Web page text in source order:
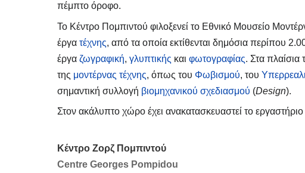
πέμπτο όροφο.
Το Κέντρο Πομπιντού φιλοξενεί το Εθνικό Μουσείο
έργα τέχνης, από τα οποία εκτίθενται δημόσια περίπου
έργα ζωγραφική, γλυπτικής και φωτογραφίας. Στα
της μοντέρνας τέχνης, όπως του Φωβισμού, του
σημαντική συλλογή βιομηχανικού σχεδιασμού (Design).
Στον ακάλυπτο χώρο έχει ανακατασκευαστεί το εργαστήριο
Κέντρο Ζορζ Πομπιντού
Centre Georges Pompidou